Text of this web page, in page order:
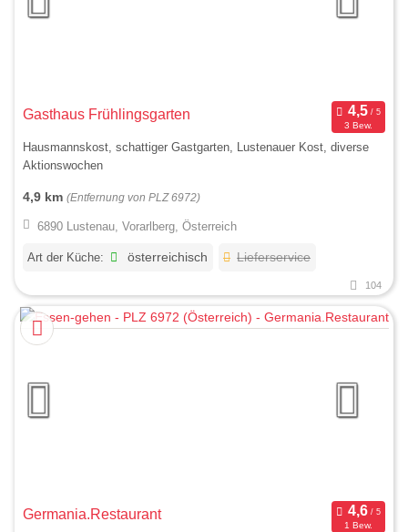
Gasthaus Frühlingsgarten
3 Bew.
Hausmannskost, schattiger Gastgarten, Lustenauer Kost, diverse
Aktionswochen
4,9 km (Entfernung von PLZ 6972)
6890 Lustenau, Vorarlberg, Österreich
Art der Küche: österreichisch Lieferservice
104
Germania.Restaurant
1 Bew.